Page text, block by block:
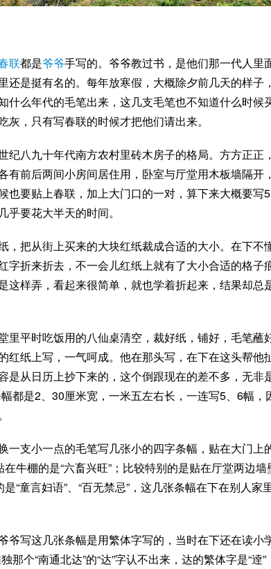
联都是爷爷手写的。爷爷教过书，是他们那一代人里
还是挺有名的。每年放寒假，大概除夕前几天的样子
什么年代的毛笔出来，这几支毛笔也不知道什么时候
灰，只有写春联的时候才把他们请出来。
纪八九十年代南方农村里砖木房子的格局。方方正正
有前后两间小房间居住用，卧室与厅堂用木板墙隔开
也要贴上春联，加上大门口的一对，算下来大概要写
要花大半天的时间。
，把从街上买来的大块红纸裁成合适的大小。在下不
字折来折去，不一会儿红纸上就有了大小合适的格子
这样弄，看起来很简单，就也学着折起来，结果却总
里平时吃饭用的八仙桌清空，裁好纸，铺好，毛笔蘸
红纸上写，一气呵成。他在那头写，在下在这头帮他
是从日历上抄下来的，这个倒跟现在的差不多，无非
都是2、30厘米宽，一米五左右长，一连写5、6幅
一支小一点的毛笔写几张小的四字条幅，贴在大门上
牛棚的是“六畜兴旺”；比较特别的是贴在厅堂两边墙
是“童言妇语”、“百无禁忌”，这几张条幅在下在别人
爷写这几张条幅是用繁体字写的，当时在下还在读小
那个“南通北达”的“达”字认不出来，达的繁体字是“逹